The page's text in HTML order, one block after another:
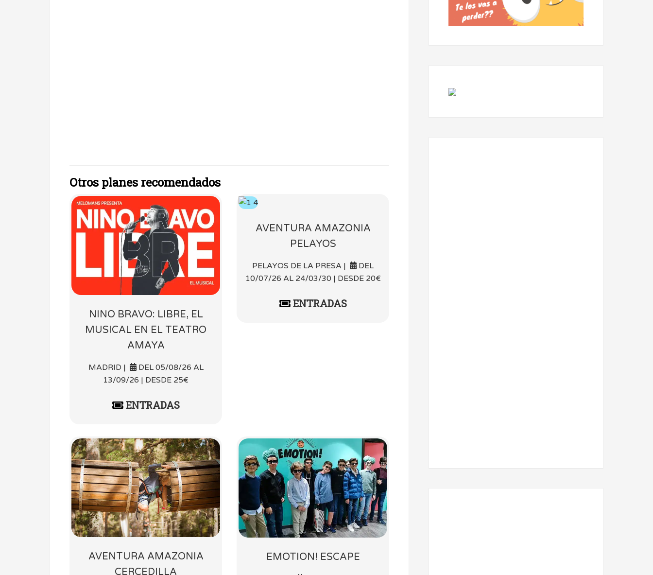
Otros planes recomendados
NINO BRAVO: LIBRE, EL
MUSICAL EN EL TEATRO
AMAYA
MADRID |
DEL 05/08/26 AL
13/09/26 | DESDE 25€
ENTRADAS
AVENTURA AMAZONIA
PELAYOS
PELAYOS DE LA PRESA |
DEL
10/07/26 AL 24/03/30 | DESDE 20€
ENTRADAS
AVENTURA AMAZONIA
CERCEDILLA
EMOTION! ESCAPE